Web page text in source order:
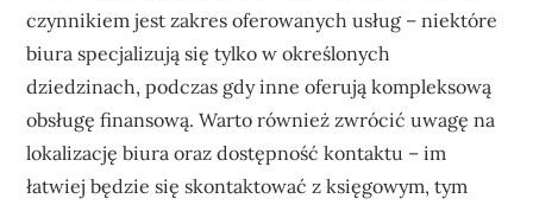
czynnikiem jest zakres oferowanych usług – niektóre
biura specjalizują się tylko w określonych
dziedzinach, podczas gdy inne oferują kompleksową
obsługę finansową. Warto również zwrócić uwagę na
lokalizację biura oraz dostępność kontaktu – im
łatwiej będzie się skontaktować z księgowym, tym